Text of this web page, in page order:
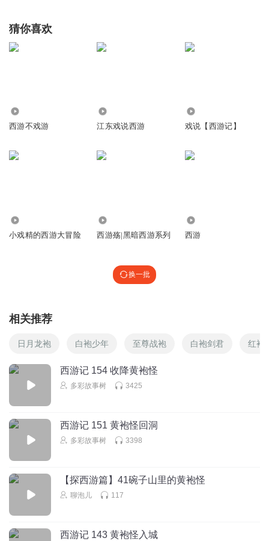
猜你喜欢
西游不戏游 江东戏说西游 戏说【西游记】
小戏精的西游大冒险 西游殇|黑暗西游系列 西游
换一批
相关推荐
日月龙袍 白袍少年 至尊战袍 白袍剑君 红袍
西游记 154 收降黄袍怪
多彩故事树 3425
西游记 151 黄袍怪回洞
多彩故事树 3398
【探西游篇】41碗子山里的黄袍怪
聊泡儿 117
西游记 143 黄袍怪入城